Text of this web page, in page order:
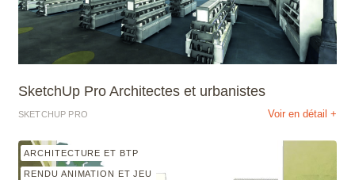
SketchUp Pro Architectes et urbanistes
SKETCHUP PRO Voir en détail +
ARCHITECTURE ET BTP
RENDU ANIMATION ET JEU